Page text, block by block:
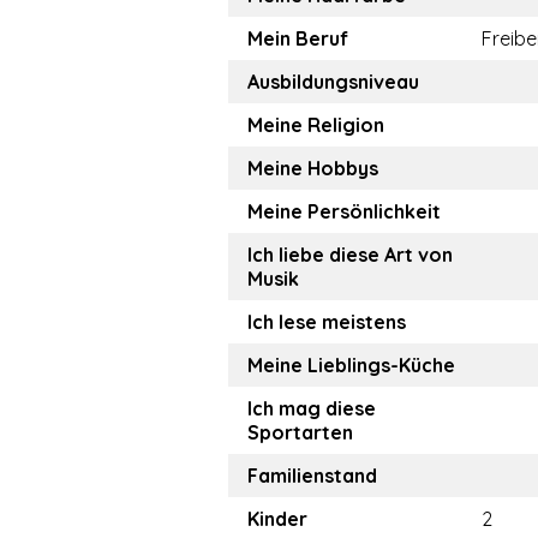
Mein Beruf
Ausbildungsniveau
Meine Religion
Meine Hobbys
Meine Persönlichkeit
Ich liebe diese Art von
Musik
Ich lese meistens
Meine Lieblings-Küche
Ich mag diese
Sportarten
Familienstand
Kinder
2